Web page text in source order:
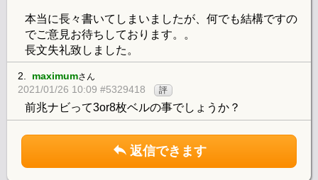
本当に長々書いてしまいましたが、何でも結構ですの
でご意見お待ちしております。。
長文失礼致しました。
2. maximumさん
2021/01/26 10:09 #5329418 評
前兆ナビって3or8枚ベルの事でしょうか？
返信できます